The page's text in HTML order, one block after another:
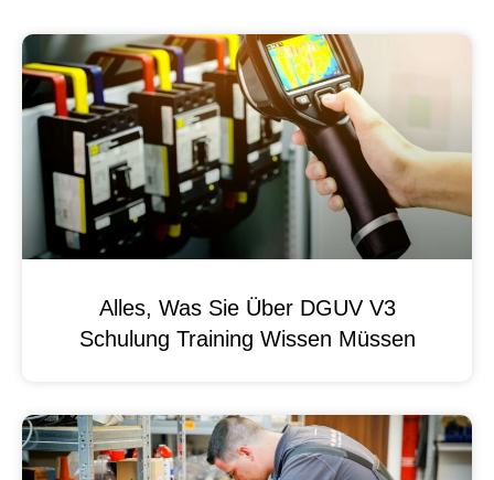
Alles, Was Sie Über DGUV V3
Schulung Training Wissen Müssen